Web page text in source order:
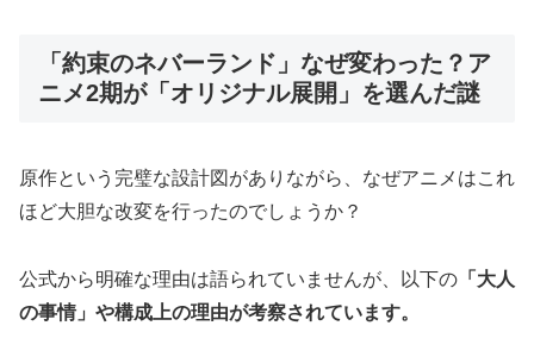
「約束のネバーランド」なぜ変わった？ア
ニメ2期が「オリジナル展開」を選んだ謎
原作という完璧な設計図がありながら、なぜアニメはこれ
ほど大胆な改変を行ったのでしょうか？
公式から明確な理由は語られていませんが、以下の 「大人
の事情」や構成上の理由が考察されています。